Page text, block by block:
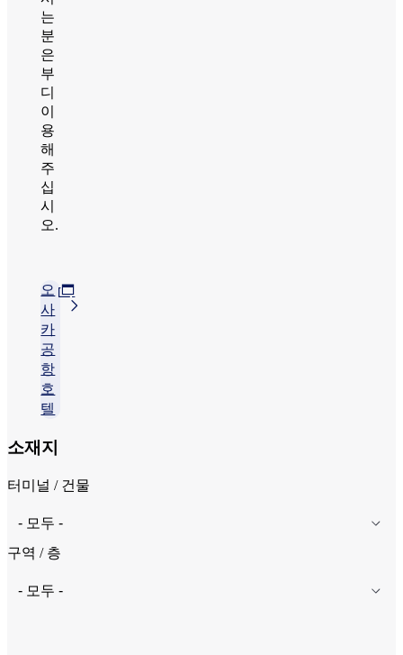
는
분
은
부
디
이
용
해
주
십
시
오.
오
사
카
공
항
호
텔
소재지
터미널 / 건물
구역 / 층